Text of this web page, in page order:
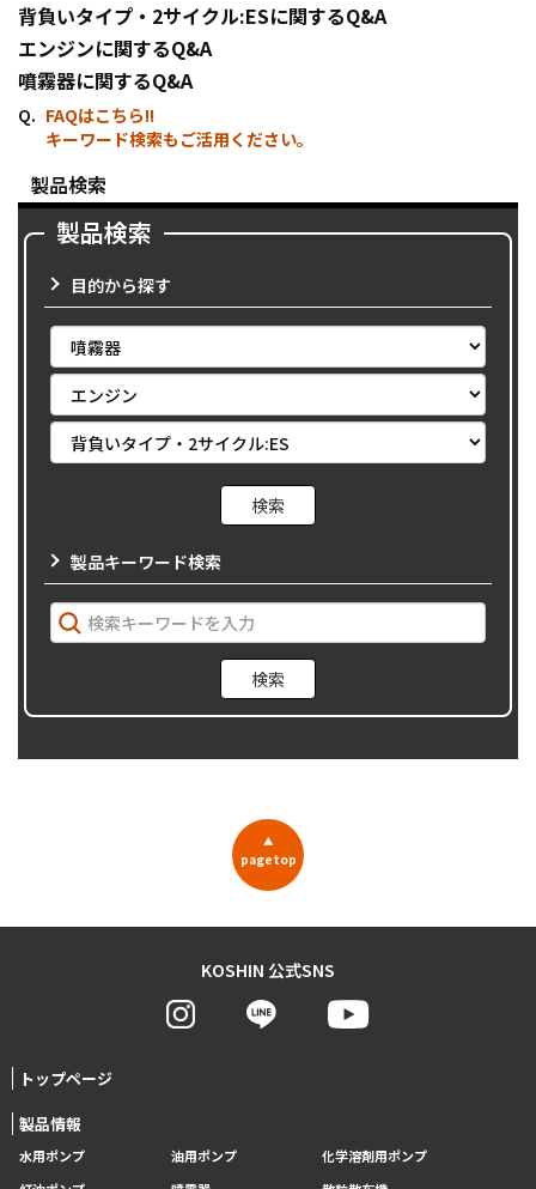
背負いタイプ・2サイクル:ESに関するQ&A
エンジンに関するQ&A
噴霧器に関するQ&A
FAQはこちら!!
キーワード検索もご活用ください。
製品検索
製品検索
目的から探す
製品キーワード検索
▲
pagetop
KOSHIN 公式SNS
トップページ
製品情報
水用ポンプ 油用ポンプ
化学溶剤用ポンプ